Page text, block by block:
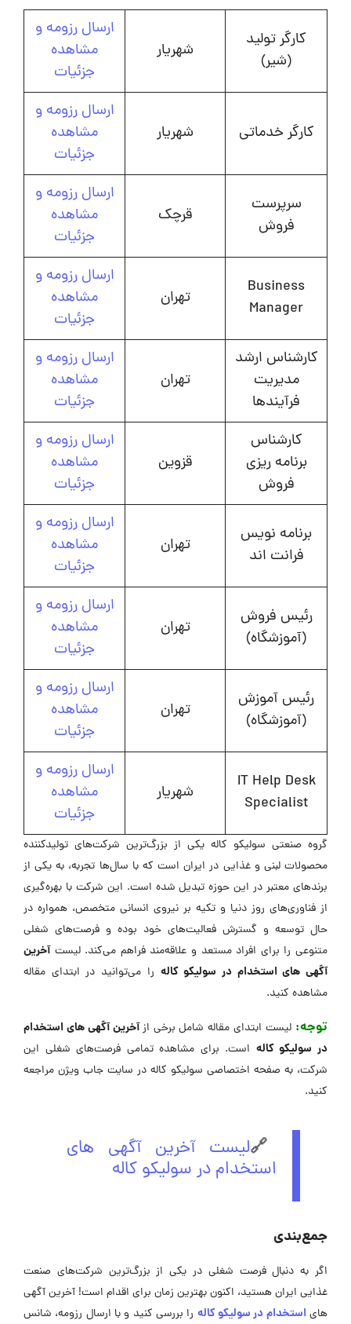
کارگر تولید
(شیر)
شهریار
ارسال رزومه و
مشاهده
جزئیات
کارگر خدماتی شهریار
ارسال رزومه و
مشاهده
جزئیات
سرپرست
فروش
قرچک
ارسال رزومه و
مشاهده
جزئیات
Business
Manager
تهران
ارسال رزومه و
مشاهده
جزئیات
کارشناس ارشد
مدیریت
فرآیندها
تهران
ارسال رزومه و
مشاهده
جزئیات
کارشناس
برنامه ریزی
فروش
قزوین
ارسال رزومه و
مشاهده
جزئیات
برنامه نویس
فرانت اند
تهران
ارسال رزومه و
مشاهده
جزئیات
رئیس فروش
(آموزشگاه)
تهران
ارسال رزومه و
مشاهده
جزئیات
رئیس آموزش
(آموزشگاه)
تهران
ارسال رزومه و
مشاهده
جزئیات
IT Help Desk
Specialist
شهریار
ارسال رزومه و
مشاهده
جزئیات
گروه صنعتی سولیکو کاله یکی از بزرگ‌ترین شرکت‌های تولیدکننده
محصولات لبنی و غذایی در ایران است که با سال‌ها تجربه، به یکی از
برندهای معتبر در این حوزه تبدیل شده است. این شرکت با بهره‌گیری
از فناوری‌های روز دنیا و تکیه بر نیروی انسانی متخصص، همواره در
حال توسعه و گسترش فعالیت‌های خود بوده و فرصت‌های شغلی
متنوعی را برای افراد مستعد و علاقه‌مند فراهم می‌کند. لیستآخرین
آگهی های استخدام در سولیکو کاله را می‌توانید در ابتدای مقاله
مشاهده کنید.
توجه: لیست ابتدای مقاله شامل برخی ازآخرین آگهی های استخدام
در سولیکو کاله است. برای مشاهده تمامی فرصت‌های شغلی این
شرکت، به صفحه اختصاصی سولیکو کاله در سایت جاب ویژن مراجعه
کنید.
🔗لیست آخرین آگهی های
استخدام در سولیکو کاله
جمع‌بندی
اگر به دنبال فرصت شغلی در یکی از بزرگ‌ترین شرکت‌های صنعت
غذایی ایران هستید، اکنون بهترین زمان برای اقدام است! آخرین آگهی
هایاستخدام در سولیکو کاله را بررسی کنید و با ارسال رزومه، شانس